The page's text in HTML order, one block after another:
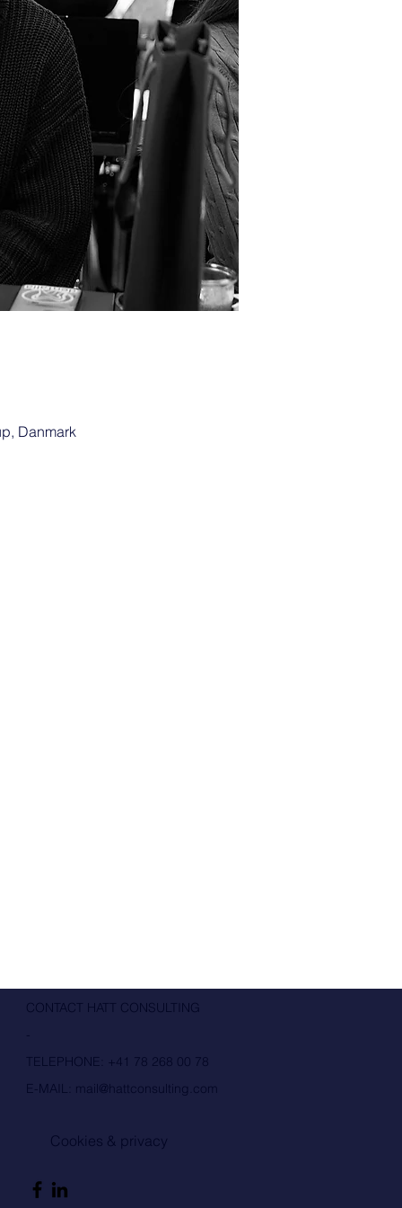
Danmark
CONTACT HATT CONSULTING
-
TELEPHONE:
+41 78 268 00 78
E-MAIL: mail@hattconsulting.com
Cookies & privacy